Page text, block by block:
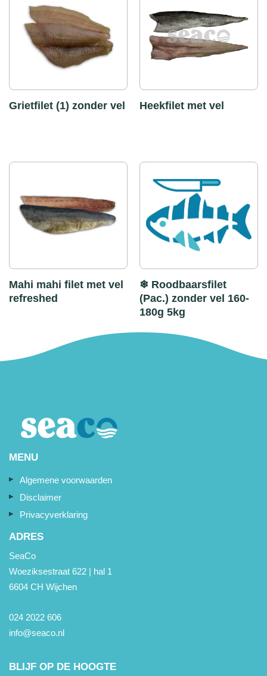
Grietfilet (1) zonder vel Heekfilet met vel
Mahi mahi filet met vel
refreshed
❄ Roodbaarsfilet
(Pac.) zonder vel 160-
180g 5kg
MENU
Algemene voorwaarden
Disclaimer
Privacyverklaring
ADRES
SeaCo
Woeziksestraat 622 | hal 1
6604 CH Wijchen
024 2022 606
info@seaco.nl
BLIJF OP DE HOOGTE